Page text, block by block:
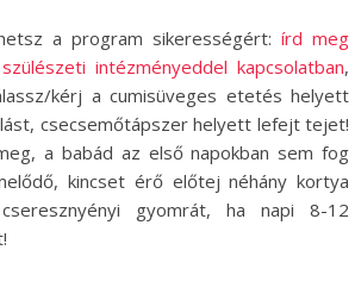
a program sikerességért: írd meg
intézményeddel kapcsolatban,
kérj a cumisüveges etetés helyett
csecsemőtápszer helyett lefejt tejet!
a babád az első napokban sem fog
kincset érő előtej néhány kortya
gyomrát, ha napi 8-12